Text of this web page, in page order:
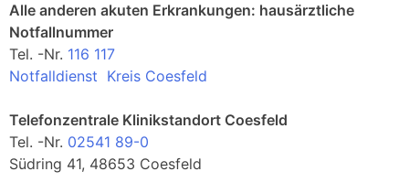
Alle anderen akuten Erkrankungen: hausärztliche
Notfallnummer
Tel. -Nr. 116 117
Notfalldienst Kreis Coesfeld
Telefonzentrale Klinikstandort Coesfeld
Tel. -Nr. 02541 89-0
Südring 41, 48653 Coesfeld